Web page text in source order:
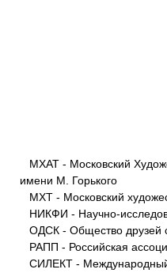
МХАТ - Московский
имени М. Горького
МХТ - Московский
НИКФИ - Научно-
ОДСК - Общество друзей
РАПП - Российская
СИЛЕКТ - Международный